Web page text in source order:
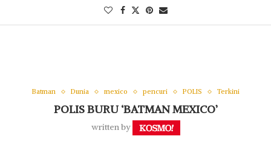
Batman Dunia mexico pencuri POLIS Terkini
POLIS BURU ‘BATMAN MEXICO’
written by